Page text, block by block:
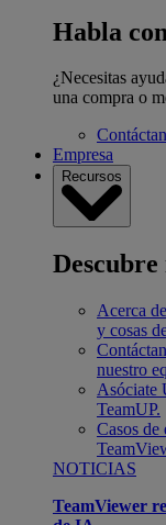
Habla
¿Necesitas
una compra o
Empresa
Recursos
Descubre
Acerca
y cosas
nuestro
Asóciate
TeamUP.
Casos de
NOTICIAS
TeamViewer